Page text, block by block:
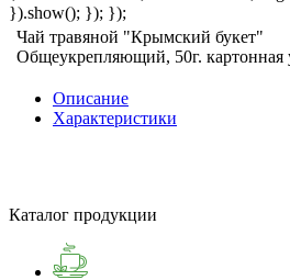
}).show(); }); });
Чай травяной "Крымский букет"
Общеукрепляющий, 50г. картонная
Описание
Характеристики
Каталог продукции